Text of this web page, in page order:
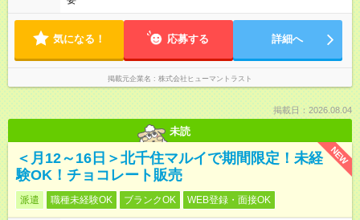
気になる！ 応募する 詳細へ
掲載元企業名 株式会社ヒューマントラスト
掲載日：2026.08.04
未読
NEW
＜月12～16日＞北千住マルイで期間限定！未経
験OK！チョコレート販売
派遣 職種未経験OK ブランクOK WEB登録・面接OK